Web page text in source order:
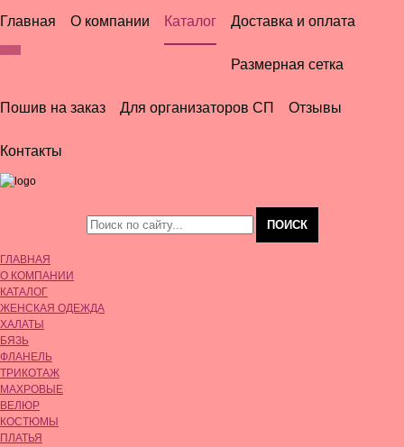
Главная О компании Каталог
Постельное белье
Текстиль для дома
Доставка и оплата
Размерная сетка
Пошив на заказ Для организаторов СП Отзывы
Контакты
ГЛАВНАЯ
О КОМПАНИИ
КАТАЛОГ
ЖЕНСКАЯ ОДЕЖДА
ХАЛАТЫ
БЯЗЬ
ФЛАНЕЛЬ
ТРИКОТАЖ
МАХРОВЫЕ
ВЕЛЮР
КОСТЮМЫ
ПЛАТЬЯ